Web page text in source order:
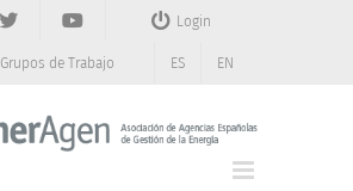
Login
Grupos de Trabajo ES EN